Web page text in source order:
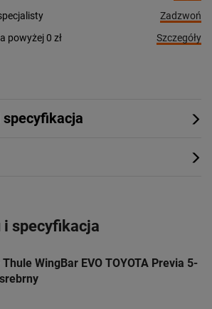
Zadzwoń
powyżej 0 zł
Szczegóły
specyfikacja
i specyfikacja
WingBar EVO TOYOTA Previa 5-